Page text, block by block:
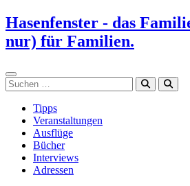
Zum
Inhalt
springen
Hasenfenster - das
nur) für Familien.
Suchen
Tipps
Veranstaltungen
Ausflüge
Bücher
Interviews
Adressen